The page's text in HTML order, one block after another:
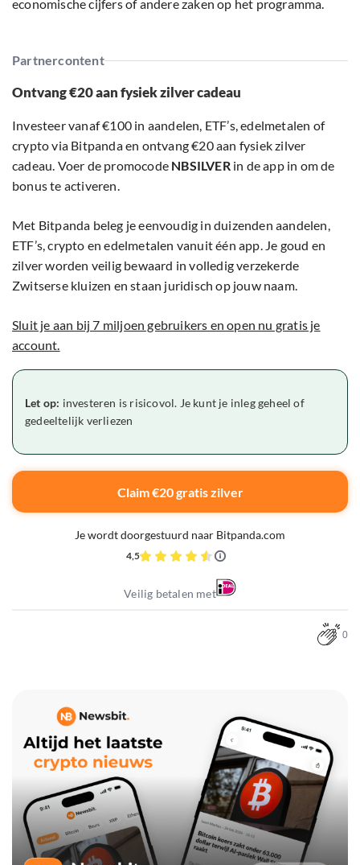
economische cijfers of andere zaken op het programma.
Partnercontent
Ontvang €20 aan fysiek zilver cadeau
Investeer vanaf €100 in aandelen, ETF’s, edelmetalen of
crypto via Bitpanda en ontvang €20 aan fysiek zilver
cadeau. Voer de promocode NBSILVERin de app in om de
bonus te activeren.
Met Bitpanda beleg je eenvoudig in duizenden aandelen,
ETF’s, crypto en edelmetalen vanuit één app. Je goud en
zilver worden veilig bewaard in volledig verzekerde
Zwitserse kluizen en staan juridisch op jouw naam.
Sluit je aan bij 7 miljoen gebruikers en open nu gratis je
account.
Let op: investeren is risicovol. Je kunt je inleg geheel of
gedeeltelijk verliezen
Claim €20 gratis zilver
Je wordt doorgestuurd naar Bitpanda.com
4,5
Veilig betalen met
0